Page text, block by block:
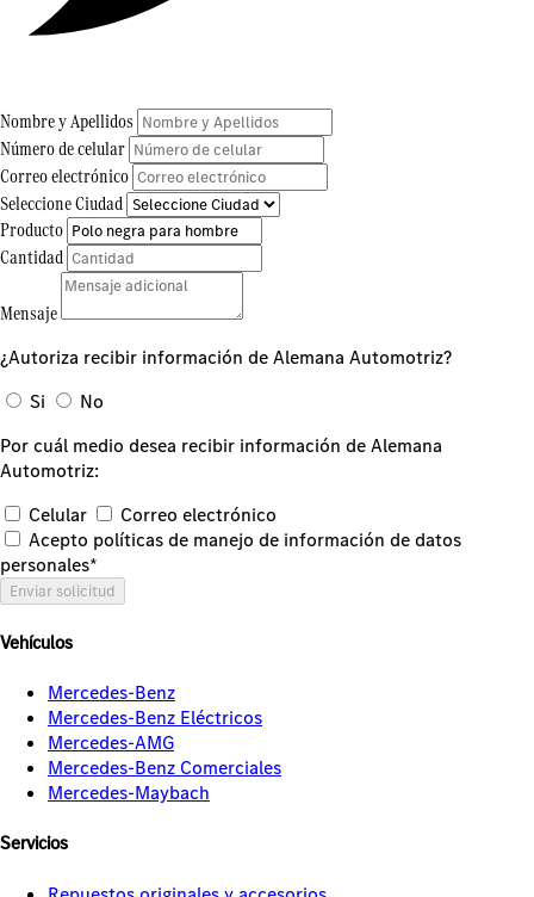
Nombre y Apellidos
Número de celular
Correo electrónico
Seleccione Ciudad
Producto
Cantidad
Mensaje
¿Autoriza recibir información de Alemana Automotriz?
Si
No
Por cuál medio desea recibir información de Alemana
Automotriz:
Celular
Correo electrónico
Acepto políticas de manejo de información de datos
personales*
Enviar solicitud
Vehículos
Mercedes-Benz
Mercedes-Benz Eléctricos
Mercedes-AMG
Mercedes-Benz Comerciales
Mercedes-Maybach
Servicios